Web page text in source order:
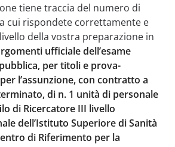
tiene traccia del numero di
cui rispondete correttamente e
della vostra preparazione in
ufficiale dell’esame
per titoli e prova-
l’assunzione, con contratto a
di n. 1 unità di personale
di Ricercatore III livello
dell’Istituto Superiore di Sanità
di Riferimento per la